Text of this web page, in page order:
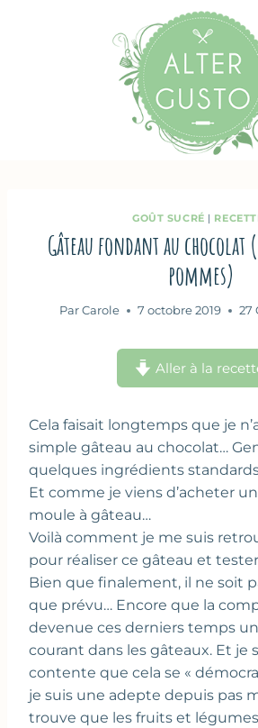
GOÛT SUCRÉ |
Gâteau fondant au chocolat
pommes)
Par Carole 7 octobre 2019 27
Aller à la
Cela faisait longtemps que je
simple gâteau au chocolat…
quelques ingrédients
Et comme je viens d’acheter
moule à gâteau…
Voilà comment je me suis
pour réaliser ce gâteau et
Bien que finalement, il ne soit
que prévu… Encore que la
devenue ces derniers temps
courant dans les gâteaux. Et je
contente que cela se «
je suis une adepte depuis pas
trouve que les fruits et